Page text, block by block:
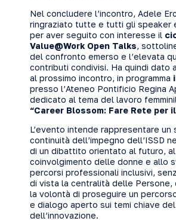
Nel concludere l’incontro, Adele
ringraziato tutte e tutti gli speaker
per aver seguito con interesse il
Value@Work Open Talks,
del confronto emerso e l’elevata
contributi condivisi. Ha quindi dato
al prossimo incontro, in programma
presso l’Ateneo Pontificio Regina
dedicato al tema del lavoro
“Career Blossom: Fare Rete per
L’evento intende rappresentare un
continuità dell’impegno dell’ISSD
di un dibattito orientato al futuro,
coinvolgimento delle donne e allo
percorsi professionali inclusivi,
di vista la centralità delle Persone,
la volontà di proseguire un
e dialogo aperto sui temi chiave
dell’innovazione.